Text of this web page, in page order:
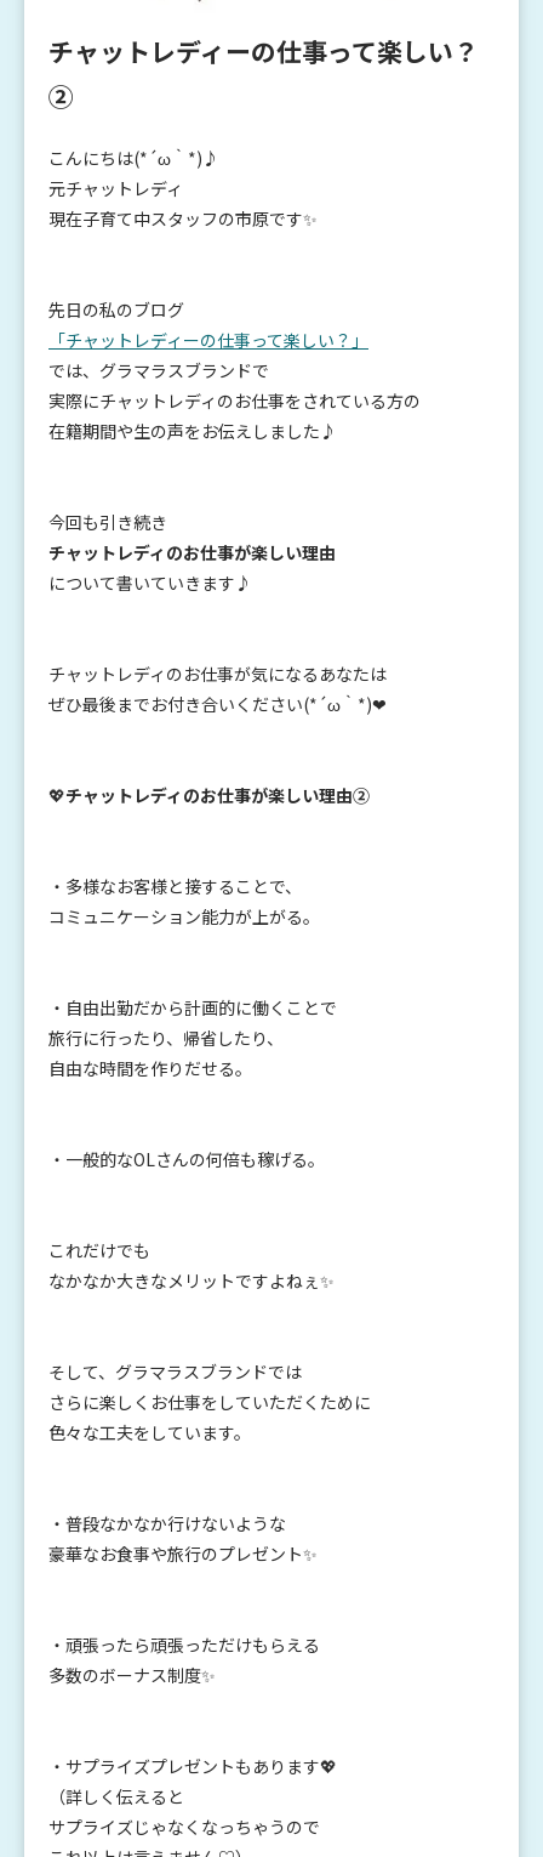
チャットレディーの仕事って楽しい？
②
こんにちは(*´ω｀*)♪
元チャットレディ
現在子育て中スタッフの市原です✨
先日の私のブログ
「チャットレディーの仕事って楽しい？」
では、グラマラスブランドで
実際にチャットレディのお仕事をされている方の
在籍期間や生の声をお伝えしました♪
今回も引き続き
チャットレディのお仕事が楽しい理由
について書いていきます♪
チャットレディのお仕事が気になるあなたは
ぜひ最後までお付き合いください(*´ω｀*)❤
💖チャットレディのお仕事が楽しい理由②
・多様なお客様と接することで、
コミュニケーション能力が上がる。
・自由出勤だから計画的に働くことで
旅行に行ったり、帰省したり、
自由な時間を作りだせる。
・一般的なOLさんの何倍も稼げる。
これだけでも
なかなか大きなメリットですよねぇ✨
そして、グラマラスブランドでは
さらに楽しくお仕事をしていただくために
色々な工夫をしています。
・普段なかなか行けないような
豪華なお食事や旅行のプレゼント✨
・頑張ったら頑張っただけもらえる
多数のボーナス制度✨
・サプライズプレゼントもあります💖
（詳しく伝えると
サプライズじゃなくなっちゃうので